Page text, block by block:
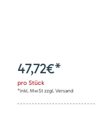
47,72€*
pro Stück
*inkl. MwSt zzgl. Versand